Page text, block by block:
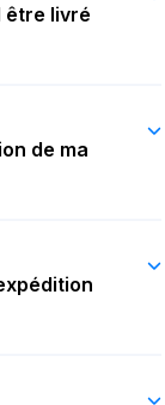
être livré
de ma